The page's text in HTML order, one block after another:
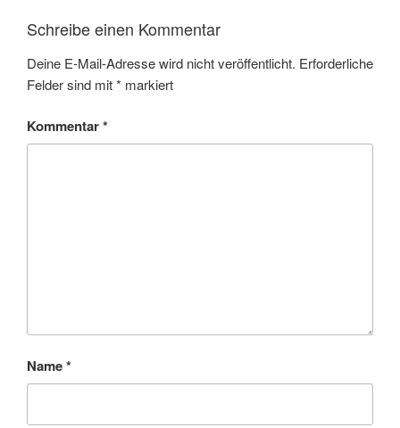
Schreibe einen Kommentar
Deine E-Mail-Adresse wird nicht veröffentlicht. Erforderliche
Felder sind mit* markiert
Kommentar*
Name*